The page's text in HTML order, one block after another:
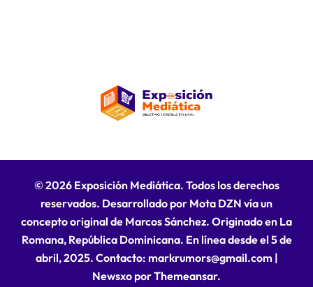
© 2026 Exposición Mediática. Todos los derechos
reservados. Desarrollado por Mota DZN vía un
concepto original de Marcos Sánchez. Originado en La
Romana, República Dominicana. En línea desde el 5 de
abril, 2025. Contacto: markrumors@gmail.com |
Newsxo porThemeansar.